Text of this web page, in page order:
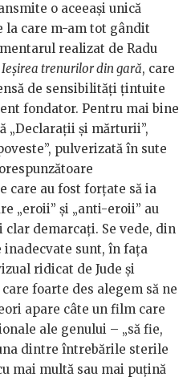
o aceeași unică
la care m-am tot gândit
realizat de Radu
Ieșirea trenurilor din gară, care
de sensibilități țintuite
fondator. Pentru mai bine
„Declarații și mărturii”,
pulverizată în sute
care au fost forțate să ia
„eroii” și „anti-eroii” au
clar demarcați. Se vede, din
inadecvate sunt, în fața
ridicat de Jude și
foarte des alegem să ne
apare câte un film care
ale genului – „să fie,
dintre întrebările sterile
mai multă sau mai puțină